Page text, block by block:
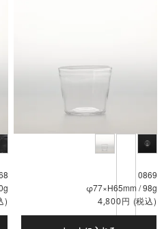
)
0869
φ77×H65mm / 98g
4,800円 (税込)